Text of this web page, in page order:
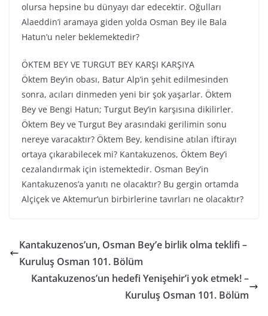
olursa hepsine bu dünyayı dar edecektir. Oğulları
Alaeddin’i aramaya giden yolda Osman Bey ile Bala
Hatun’u neler beklemektedir?
ÖKTEM BEY VE TURGUT BEY KARŞI KARŞIYA
Öktem Bey’in obası, Batur Alp’in şehit edilmesinden
sonra, acıları dinmeden yeni bir şok yaşarlar. Öktem
Bey ve Bengi Hatun; Turgut Bey’in karşısına dikilirler.
Öktem Bey ve Turgut Bey arasındaki gerilimin sonu
nereye varacaktır? Öktem Bey, kendisine atılan iftirayı
ortaya çıkarabilecek mi? Kantakuzenos, Öktem Bey’i
cezalandırmak için istemektedir. Osman Bey’in
Kantakuzenos’a yanıtı ne olacaktır? Bu gergin ortamda
Alçiçek ve Aktemur’un birbirlerine tavırları ne olacaktır?
Kantakuzenos’un, Osman Bey’e birlik olma teklifi –
Kuruluş Osman 101. Bölüm
Kantakuzenos’un hedefi Yenişehir’i yok etmek! –
Kuruluş Osman 101. Bölüm